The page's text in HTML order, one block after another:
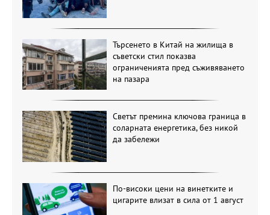
Търсенето в Китай на жилища в
съветски стил показва
ограниченията пред съживяването
на пазара
Светът премина ключова граница в
соларната енергетика, без никой
да забележи
По-високи цени на винетките и
цигарите влизат в сила от 1 август